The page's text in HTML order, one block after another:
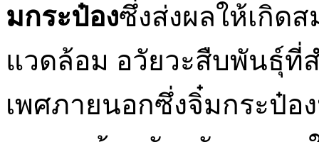
มกระป๋องซึ่งส่งผลให้เกิด
แวดล้อม อวัยวะสืบพันธุ์ที่
เพศภายนอกซึ่งจิ๋มกระป๋อ